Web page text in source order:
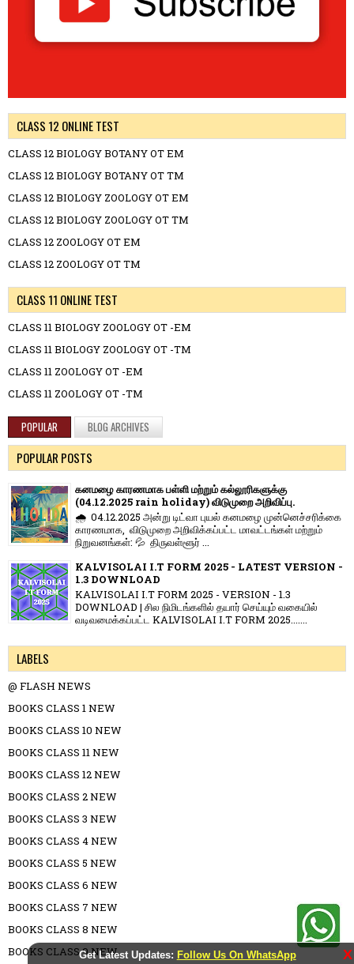
Get Latest Updates: Follow Us On WhatsApp X
CLASS 12 ONLINE TEST
CLASS 12 BIOLOGY BOTANY OT EM
CLASS 12 BIOLOGY BOTANY OT TM
CLASS 12 BIOLOGY ZOOLOGY OT EM
CLASS 12 BIOLOGY ZOOLOGY OT TM
CLASS 12 ZOOLOGY OT EM
CLASS 12 ZOOLOGY OT TM
CLASS 11 ONLINE TEST
CLASS 11 BIOLOGY ZOOLOGY OT -EM
CLASS 11 BIOLOGY ZOOLOGY OT -TM
CLASS 11 ZOOLOGY OT -EM
CLASS 11 ZOOLOGY OT -TM
POPULAR BLOG ARCHIVES
POPULAR POSTS
கனமழை காரணமாக பள்ளி மற்றும் கல்லூரிகளுக்கு
(04.12.2025 rain holiday) விடுமுறை அறிவிப்பு.
🌧️ 04.12.2025 அன்று டிட்வா புயல் கனமழை முன்னெச்சரிக்கை
காரணமாக, விடுமுறை அறிவிக்கப்பட்ட மாவட்டங்கள் மற்றும்
நிறுவனங்கள்: 💦 திருவள்ளூர் ...
KALVISOLAI I.T FORM 2025 - LATEST VERSION -
1.3 DOWNLOAD
KALVISOLAI I.T FORM 2025 - VERSION - 1.3
DOWNLOAD | சில நிமிடங்களில் தயார் செய்யும் வகையில்
வடிவமைக்கப்பட்ட KALVISOLAI I.T FORM 2025.......
LABELS
@ FLASH NEWS
BOOKS CLASS 1 NEW
BOOKS CLASS 10 NEW
BOOKS CLASS 11 NEW
BOOKS CLASS 12 NEW
BOOKS CLASS 2 NEW
BOOKS CLASS 3 NEW
BOOKS CLASS 4 NEW
BOOKS CLASS 5 NEW
BOOKS CLASS 6 NEW
BOOKS CLASS 7 NEW
BOOKS CLASS 8 NEW
BOOKS CLASS 9 NEW